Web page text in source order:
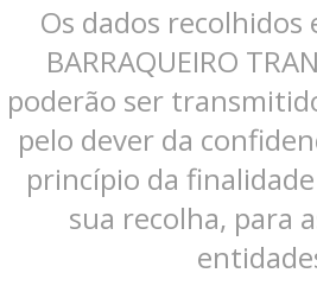
Os dados recolhidos
BARRAQUEIRO
poderão ser
pelo dever da
princípio da
sua recolha, para